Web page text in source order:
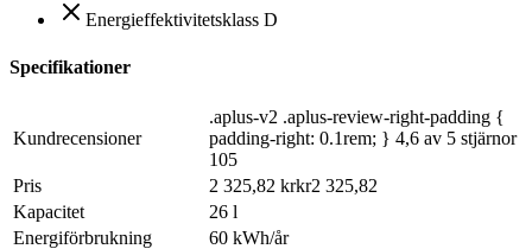
Energieffektivitetsklass D
Specifikationer
Kundrecensioner
.aplus-v2 .aplus-review-right-padding {
padding-right: 0.1rem; } 4,6 av 5 stjärnor
105
Pris
2 325,82 krkr2 325,82
Kapacitet
26 l
Energiförbrukning
60 kWh/år